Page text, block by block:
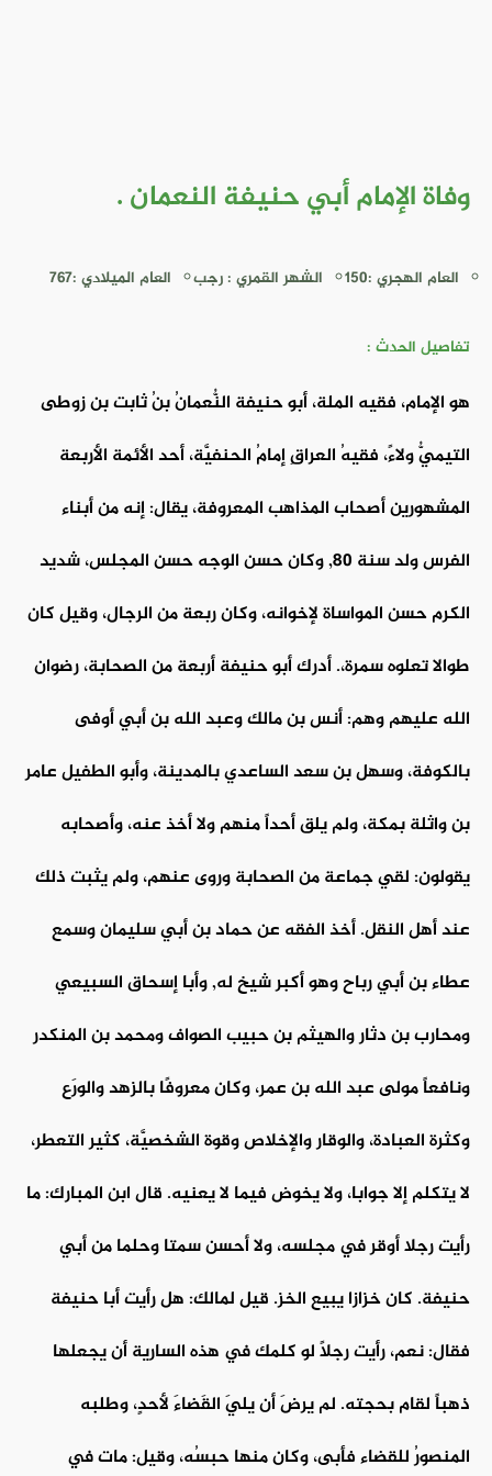
وفاة الإمام أبي حنيفة النعمان .
العام الهجري :150 الشهر القمري : رجب العام الميلادي :767
تفاصيل الحدث :
هو الإمام، فقيه الملة، أبو حنيفة النُّعمانُ بنُ ثابت بن زوطى
التيميُّ ولاءً، فقيهُ العراقِ إمامُ الحنفيَّة، أحد الأئمة الأربعة
المشهورين أصحاب المذاهب المعروفة، يقال: إنه من أبناء
الفرس ولد سنة 80, وكان حسن الوجه حسن المجلس، شديد
الكرم حسن المواساة لإخوانه، وكان ربعة من الرجال، وقيل كان
طوالا تعلوه سمرة،. أدرك أبو حنيفة أربعة من الصحابة، رضوان
الله عليهم وهم: أنس بن مالك وعبد الله بن أبي أوفى
بالكوفة، وسهل بن سعد الساعدي بالمدينة، وأبو الطفيل عامر
بن واثلة بمكة، ولم يلق أحداً منهم ولا أخذ عنه، وأصحابه
يقولون: لقي جماعة من الصحابة وروى عنهم، ولم يثبت ذلك
عند أهل النقل. أخذ الفقه عن حماد بن أبي سليمان وسمع
عطاء بن أبي رباح وهو أكبر شيخ له, وأبا إسحاق السبيعي
ومحارب بن دثار والهيثم بن حبيب الصواف ومحمد بن المنكدر
ونافعاً مولى عبد الله بن عمر، وكان معروفًا بالزهد والورَع
وكثرة العبادة، والوقار والإخلاص وقوة الشخصيَّة، كثير التعطر،
لا يتكلم إلا جوابا، ولا يخوض فيما لا يعنيه. قال ابن المبارك: ما
رأيت رجلا أوقر في مجلسه، ولا أحسن سمتا وحلما من أبي
حنيفة. كان خزازا يبيع الخز. قيل لمالك: هل رأيت أبا حنيفة
فقال: نعم، رأيت رجلاً لو كلمك في هذه السارية أن يجعلها
ذهباً لقام بحجته. لم يرضَ أن يليَ القَضاءَ لأحدٍ، وطلبه
المنصورُ للقضاء فأبى، وكان منها حبسُه، وقيل: مات في